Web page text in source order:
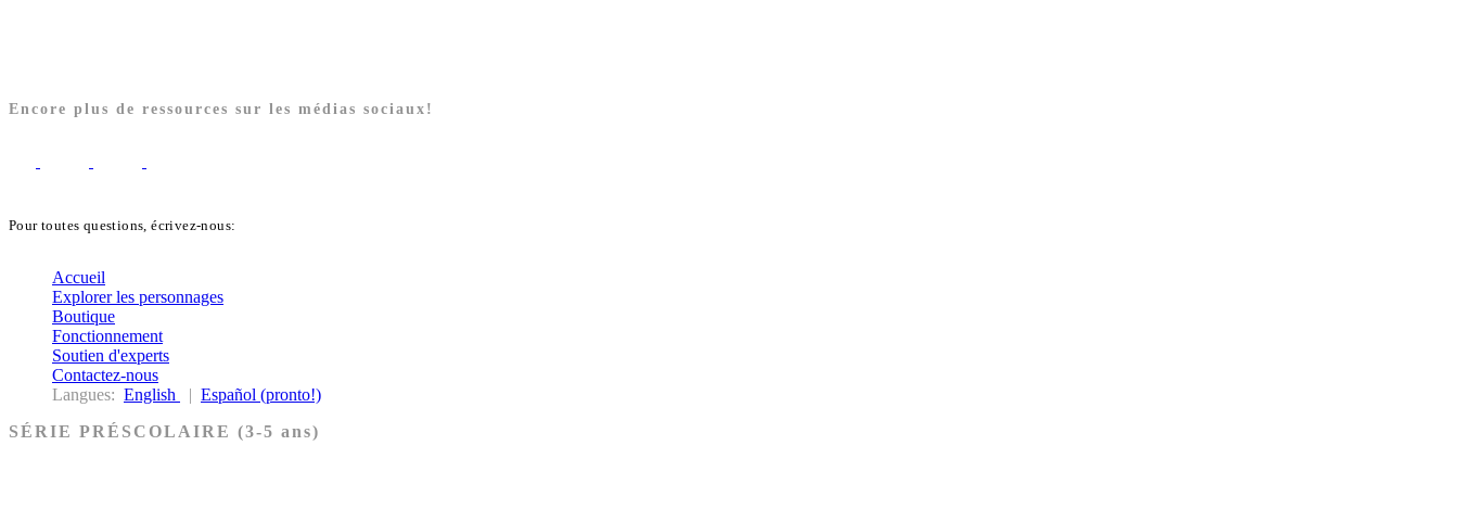
Encore plus de ressources sur les médias sociaux!
Pour toutes questions, écrivez-nous:
Accueil
Explorer les personnages
Boutique
Fonctionnement
Soutien d'experts
Contactez-nous
Langues: English | Español (pronto!)
SÉRIE PRÉSCOLAIRE (3-5 ans)